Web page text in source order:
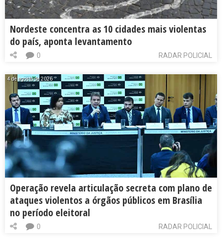
Nordeste concentra as 10 cidades mais violentas
do país, aponta levantamento
RADAR POLICIAL
0
4 de agosto de 2026
Operação revela articulação secreta com plano de
ataques violentos a órgãos públicos em Brasília
no período eleitoral
RADAR POLICIAL
0